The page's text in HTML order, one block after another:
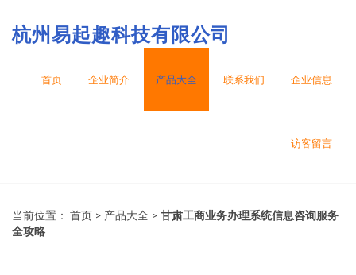
杭州易起趣科技有限公司
首页 企业简介 产品大全 联系我们 企业信息
访客留言
当前位置： 首页 > 产品大全 > 甘肃工商业务办理系统信息咨询服务
全攻略